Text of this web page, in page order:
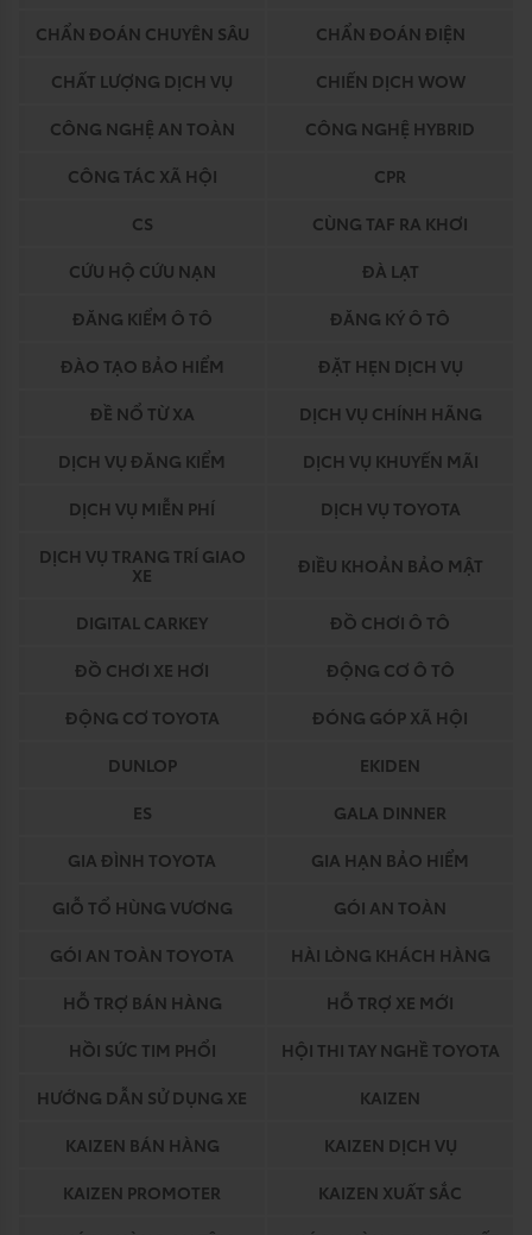
CHẨN ĐOÁN CHUYÊN SÂU
CHẨN ĐOÁN ĐIỆN
CHẤT LƯỢNG DỊCH VỤ
CHIẾN DỊCH WOW
CÔNG NGHỆ AN TOÀN
CÔNG NGHỆ HYBRID
CÔNG TÁC XÃ HỘI
CPR
CS
CÙNG TAF RA KHƠI
CỨU HỘ CỨU NẠN
ĐÀ LẠT
ĐĂNG KIỂM Ô TÔ
ĐĂNG KÝ Ô TÔ
ĐÀO TẠO BẢO HIỂM
ĐẶT HẸN DỊCH VỤ
ĐỀ NỔ TỪ XA
DỊCH VỤ CHÍNH HÃNG
DỊCH VỤ ĐĂNG KIỂM
DỊCH VỤ KHUYẾN MÃI
DỊCH VỤ MIỄN PHÍ
DỊCH VỤ TOYOTA
DỊCH VỤ TRANG TRÍ GIAO
XE
ĐIỀU KHOẢN BẢO MẬT
DIGITAL CARKEY
ĐỒ CHƠI Ô TÔ
ĐỒ CHƠI XE HƠI
ĐỘNG CƠ Ô TÔ
ĐỘNG CƠ TOYOTA
ĐÓNG GÓP XÃ HỘI
DUNLOP
EKIDEN
ES
GALA DINNER
GIA ĐÌNH TOYOTA
GIA HẠN BẢO HIỂM
GIỖ TỔ HÙNG VƯƠNG
GÓI AN TOÀN
GÓI AN TOÀN TOYOTA
HÀI LÒNG KHÁCH HÀNG
HỖ TRỢ BÁN HÀNG
HỖ TRỢ XE MỚI
HỒI SỨC TIM PHỔI
HỘI THI TAY NGHỀ TOYOTA
HƯỚNG DẪN SỬ DỤNG XE
KAIZEN
KAIZEN BÁN HÀNG
KAIZEN DỊCH VỤ
KAIZEN PROMOTER
KAIZEN XUẤT SẮC